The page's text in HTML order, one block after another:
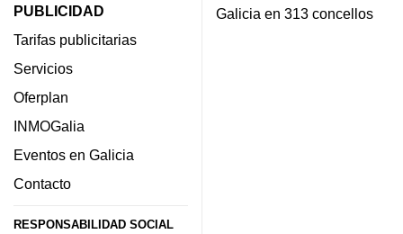
PUBLICIDAD
Tarifas publicitarias
Servicios
Oferplan
INMOGalia
Eventos en Galicia
Contacto
RESPONSABILIDAD SOCIAL
Galicia en 313 concellos